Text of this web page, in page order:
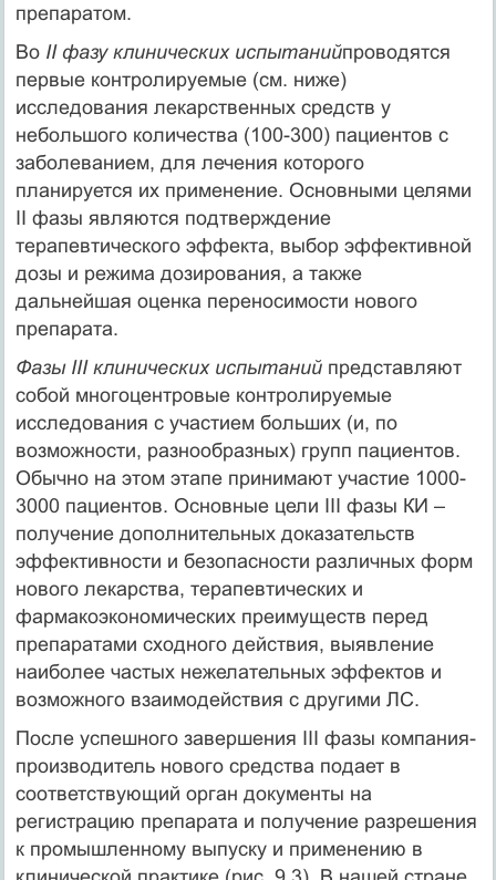
препаратом.
Во II фазу клинических испытанийпроводятся
первые контролируемые (см. ниже)
исследования лекарственных средств у
небольшого количества (100-300) пациентов с
заболеванием, для лечения которого
планируется их применение. Основными целями
II фазы являются подтверждение
терапевтического эффекта, выбор эффективной
дозы и режима дозирования, а также
дальнейшая оценка переносимости нового
препарата.
Фазы III клинических испытаний представляют
собой многоцентровые контролируемые
исследования с участием больших (и, по
возможности, разнообразных) групп пациентов.
Обычно на этом этапе принимают участие 1000-
3000 пациентов. Основные цели III фазы КИ –
получение дополнительных доказательств
эффективности и безопасности различных форм
нового лекарства, терапевтических и
фармакоэкономических преимуществ перед
препаратами сходного действия, выявление
наиболее частых нежелательных эффектов и
возможного взаимодействия с другими ЛС.
После успешного завершения III фазы компания-
производитель нового средства подает в
соответствующий орган документы на
регистрацию препарата и получение разрешения
к промышленному выпуску и применению в